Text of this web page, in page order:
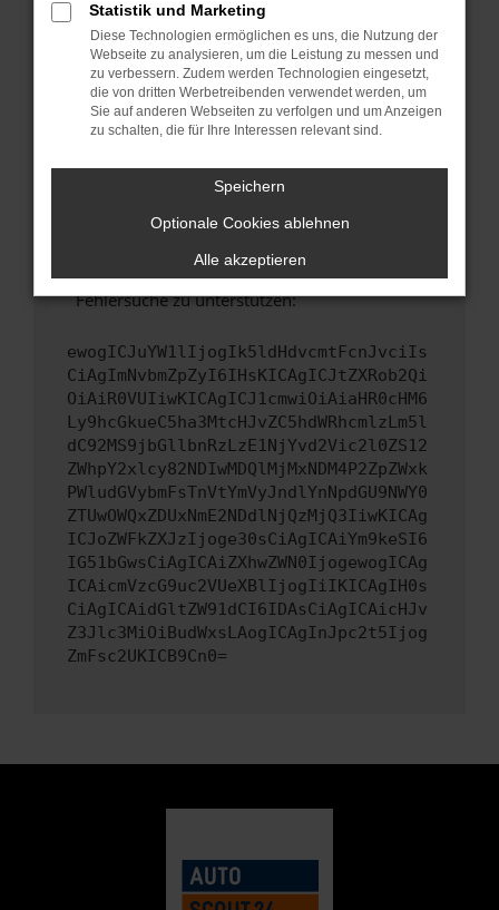
Betriebssystem auf dem neuesten Stand
sind.
Veraltete Software birgt nicht nur ein
Sicherheitsrisiko, sondern kann auch dazu
führen, dass bestimmte Funktionen nicht mehr
unterstützt werden.
Wende dich an den Webseitenbetreiber.
Wenn du alle oben genannten Schritte versucht
hast, kontaktiere uns bitte. Wir werden
versuchen, das Problem zu beheben. Du kannst
uns diesen Text schicken, um uns bei der
Fehlersuche zu unterstützen:
ewogICJuYW1lIjogIk5ldHdvcmtFcnJvciIs
CiAgImNvbmZpZyI6IHsKICAgICJtZXRob2Qi
OiAiR0VUIiwKICAgICJ1cmwiOiAiaHR0cHM6
Ly9hcGkueC5ha3MtcHJvZC5hdWRhcmlzLm5l
dC92MS9jbGllbnRzLzE1NjYvd2Vic2l0ZS12
ZWhpY2xlcy82NDIwMDQlMjMxNDM4P2ZpZWxk
PWludGVybmFsTnVtYmVyJndlYnNpdGU9NWY0
ZTUwOWQxZDUxNmE2NDdlNjQzMjQ3IiwKICAg
ICJoZWFkZXJzIjoge30sCiAgICAiYm9keSI6
IG51bGwsCiAgICAiZXhwZWN0IjogewogICAg
ICAicmVzcG9uc2VUeXBlIjogIiIKICAgIH0s
CiAgICAidGltZW91dCI6IDAsCiAgICAicHJv
Z3Jlc3MiOiBudWxsLAogICAgInJpc2t5Ijog
ZmFsc2UKICB9Cn0=
Statistik und Marketing
Diese Technologien ermöglichen es uns, die Nutzung der
Webseite zu analysieren, um die Leistung zu messen und
zu verbessern. Zudem werden Technologien eingesetzt,
die von dritten Werbetreibenden verwendet werden, um
Sie auf anderen Webseiten zu verfolgen und um Anzeigen
zu schalten, die für Ihre Interessen relevant sind.
Speichern
Optionale Cookies ablehnen
Alle akzeptieren